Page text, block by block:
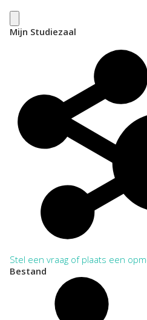
Mijn Studiezaal
Stel een vraag of plaats een
Bestand